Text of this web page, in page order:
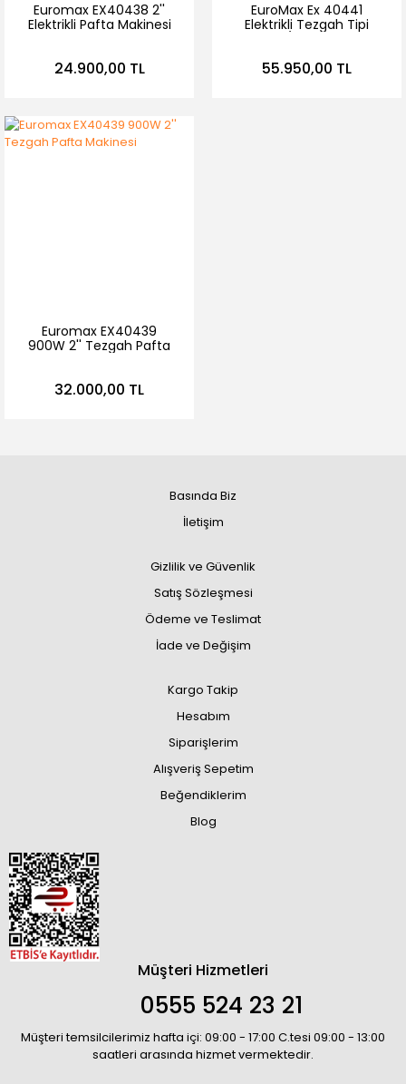
Euromax EX40438 2''
Elektrikli Pafta Makinesi
24.900,00 TL
EuroMax Ex 40441
Elektrikli Tezgah Tipi
55.950,00 TL
Euromax EX40439
900W 2'' Tezgah Pafta
32.000,00 TL
Basında Biz
İletişim
Gizlilik ve Güvenlik
Satış Sözleşmesi
Ödeme ve Teslimat
İade ve Değişim
Kargo Takip
Hesabım
Siparişlerim
Alışveriş Sepetim
Beğendiklerim
Blog
Müşteri Hizmetleri
0555 524 23 21
Müşteri temsilcilerimiz hafta içi: 09:00 - 17:00 C.tesi 09:00 - 13:00
saatleri arasında hizmet vermektedir.